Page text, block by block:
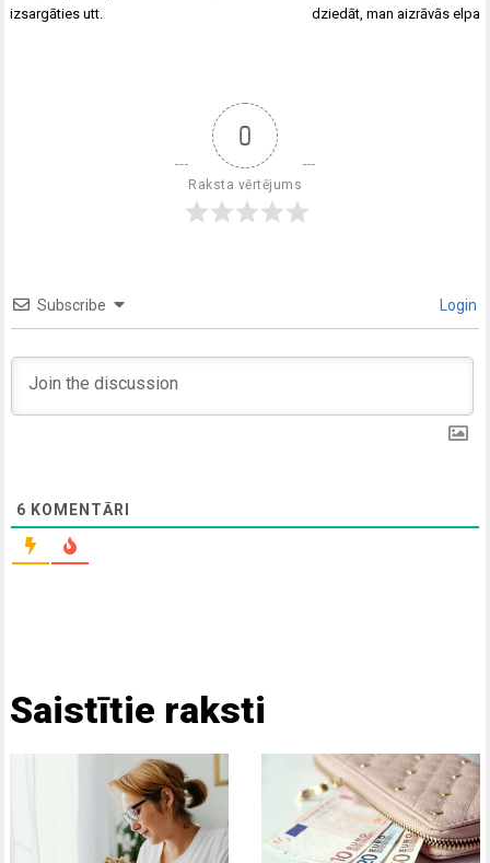
izsargāties utt.
dziedāt, man aizrāvās elpa
0
Raksta vērtējums
Subscribe Login
6 KOMENTĀRI
Saistītie raksti